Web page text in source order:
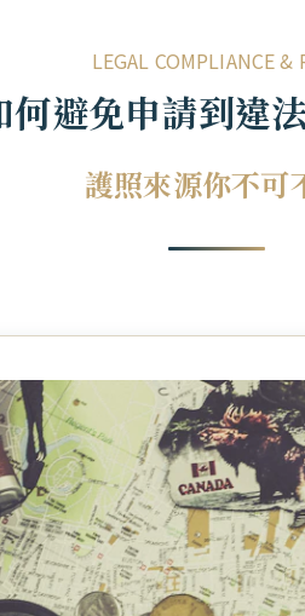
LEGAL COMPLIANCE &
何避免申請到違
護照來源你不可